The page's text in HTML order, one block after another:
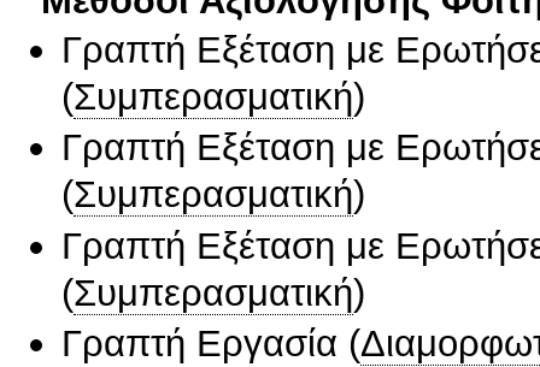
Γραπτή Εξέταση με
(Συμπερασματική)
Γραπτή Εξέταση με
(Συμπερασματική)
Γραπτή Εξέταση με
(Συμπερασματική)
Γραπτή Εργασία (